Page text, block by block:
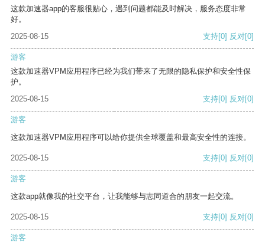
这款加速器app的客服很贴心，遇到问题都能及时解决，服务态度非常
好。
2025-08-15
支持[0] 反对[0]
游客
这款加速器VPM应用程序已经为我们带来了无限的隐私保护和安全性保
护。
2025-08-15
支持[0] 反对[0]
游客
这款加速器VPM应用程序可以给你提供全球覆盖和最高安全性的连接。
2025-08-15 支持[0] 反对[0]
游客
这款app就像我的社交平台，让我能够与志同道合的朋友一起交流。
2025-08-15 支持[0] 反对[0]
游客